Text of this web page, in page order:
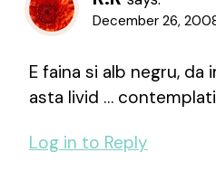
December 26,
E faina si alb negru, da
asta livid …
Log in to Reply